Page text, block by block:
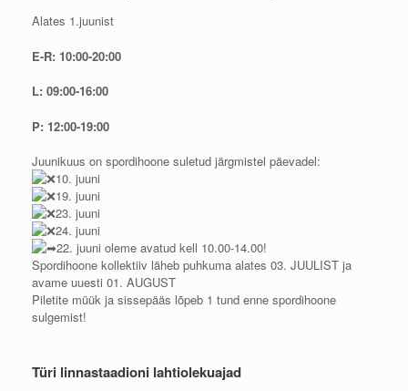
Alates 1.juunist
E-R: 10:00-20:00
L: 09:00-16:00
P: 12:00-19:00
Juunikuus on spordihoone suletud järgmistel päevadel:
10. juuni
19. juuni
23. juuni
24. juuni
22. juuni oleme avatud kell 10.00-14.00!
Spordihoone kollektiiv läheb puhkuma alates 03. JUULIST ja
avame uuesti 01. AUGUST
Piletite müük ja sissepääs lõpeb 1 tund enne spordihoone
sulgemist!
Türi linnastaadioni lahtiolekuajad